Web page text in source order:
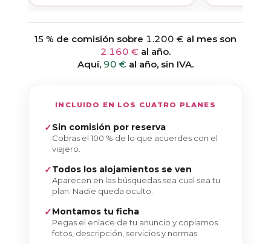
15 % de comisión sobre 1.200 € al mes son
2.160 € al año.
Aquí, 90 € al año, sin IVA.
INCLUIDO EN LOS CUATRO PLANES
Sin comisión por reserva
Cobras el 100 % de lo que acuerdes con el
viajero.
Todos los alojamientos se ven
Aparecen en las búsquedas sea cual sea tu
plan. Nadie queda oculto.
Montamos tu ficha
Pegas el enlace de tu anuncio y copiamos
fotos, descripción, servicios y normas.